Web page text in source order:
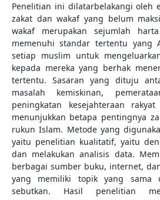
Penelitian ini dilatarbelakangi oleh
zakat dan wakaf yang belum
wakaf merupakan sejumlah
memenuhi standar tertentu yang
setiap muslim untuk
kepada mereka yang berhak
tertentu. Sasaran yang dituju
masalah kemiskinan,
peningkatan kesejahteraan
menunjukkan betapa pentingnya
rukun Islam. Metode yang
yaitu penelitian kualitatif, yaitu
dan melakukan analisis data.
berbagai sumber buku, internet,
yang memiliki topik yang sama
sebutkan. Hasil penelitian